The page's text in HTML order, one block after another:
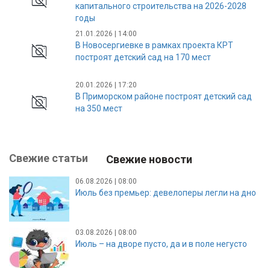
капитального строительства на 2026-2028
годы
21.01.2026 | 14:00
В Новосергиевке в рамках проекта КРТ
построят детский сад на 170 мест
20.01.2026 | 17:20
В Приморском районе построят детский сад
на 350 мест
Свежие статьи Свежие новости
06.08.2026 | 08:00
Июль без премьер: девелоперы легли на дно
03.08.2026 | 08:00
Июль – на дворе пусто, да и в поле негусто